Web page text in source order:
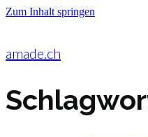
Zum Inhalt springen
amade.ch